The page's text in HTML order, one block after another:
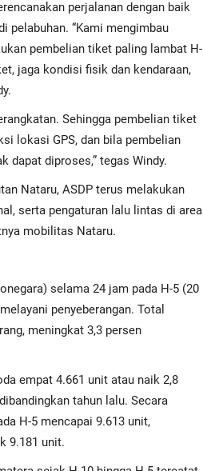
perjalanan dengan baik
pelabuhan. “Kami mengimbau
pembelian tiket paling lambat H-
jaga kondisi fisik dan kendaraan,
Sehingga pembelian tiket
lokasi GPS, dan bila pembelian
dapat diproses,” tegas Windy.
Nataru, ASDP terus melakukan
serta pengaturan lalu lintas di area
mobilitas Nataru.
selama 24 jam pada H-5 (20
penyeberangan. Total
meningkat 3,3 persen
empat 4.661 unit atau naik 2,8
tahun lalu. Secara
H-5 mencapai 9.613 unit,
9.181 unit.